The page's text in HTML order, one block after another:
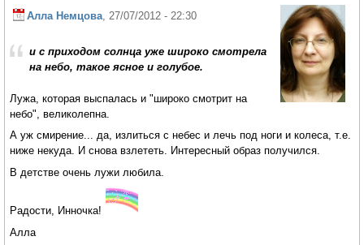
Алла Немцова , 27/07/2012 - 22:30
и с приходом солнца уже широко смотрела
на небо, такое ясное и голубое.
Лужа, которая выспалась и "широко смотрит на
небо", великолепна.
А уж смирение... да, излиться с небес и лечь под ноги и колеса, т.е.
ниже некуда. И снова взлететь. Интересный образ получился.
В детстве очень лужи любила.
Радости, Инночка!
Алла